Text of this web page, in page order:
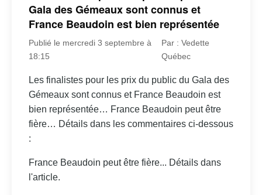
Gala des Gémeaux sont connus et
France Beaudoin est bien représentée
Publié le mercredi 3 septembre à
18:15
Par : Vedette
Québec
Les finalistes pour les prix du public du Gala des
Gémeaux sont connus et France Beaudoin est
bien représentée… France Beaudoin peut être
fière… Détails dans les commentaires ci-dessous
:
France Beaudoin peut être fière... Détails dans
l'article.